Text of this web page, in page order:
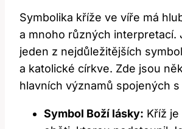
Symbolika kříže ve víře má
a mnoho různých interpretací.
jeden z nejdůležitějších
a katolické církve. Zde jsou
hlavních významů spojených
Symbol Boží lásky: Kříž